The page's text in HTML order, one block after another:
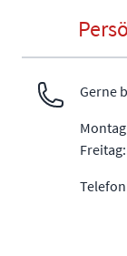
Gerne